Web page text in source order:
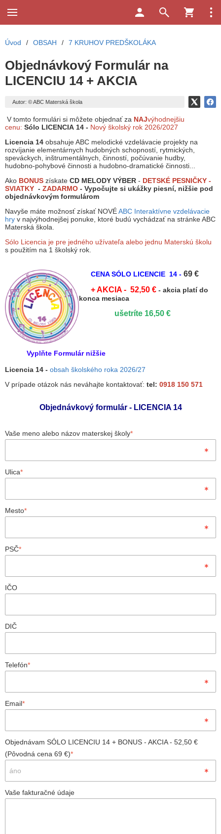
Úvod / OBSAH / 7 KRUHOV PREDŠKOLÁKA
Objednávkový Formulár na
LICENCIU 14 + AKCIA
Autor: © ABC Materská škola
V tomto formulári si môžete objednať za NAJvýhodnejšiu
cenu: Sólo LICENCIA 14 - Nový školský rok 2026/2027
Licencia 14 obsahuje ABC melodické vzdelávacie projekty na
rozvíjanie elementárnych hudobných schopností, rytmických,
speváckych, inštrumentálnych, činností, počúvanie hudby,
hudobno-pohybové činnosti a hudobno-dramatické činnosti...
Ako BONUS získate CD MELODY VÝBER - DETSKÉ PESNIČKY -
SVIATKY - ZADARMO - Vypočujte si ukážky piesní, nižšie pod
objednávkovým formulárom
Navyše máte možnosť získať NOVÉABC Interaktívne vzdelávacie
hry v najvýhodnejšej ponuke, ktoré budú vychádzať na stránke ABC
Materská škola.
Sólo Licencia je pre jedného užívateľa alebo jednu Materskú školu
s použitím na 1 školský rok.
CENA SÓLO LICENCIE 14 - 69 €
+AKCIA - 52,50 € - akcia platí do
konca mesiaca
ušetríte 16,50 €
Vyplňte Formulár nižšie
Licencia 14 - obsah školského roka 2026/27
V prípade otázok nás neváhajte kontaktovať: tel: 0918 150 571
Objednávkový formulár - LICENCIA 14
Vaše meno alebo názov materskej školy*
Ulica*
Mesto*
PSČ*
IČO
DIČ
Telefón*
Email*
Objednávam SÓLO LICENCIU 14 + BONUS - AKCIA - 52,50 €
(Pôvodná cena 69 €)*
Vaše fakturačné údaje